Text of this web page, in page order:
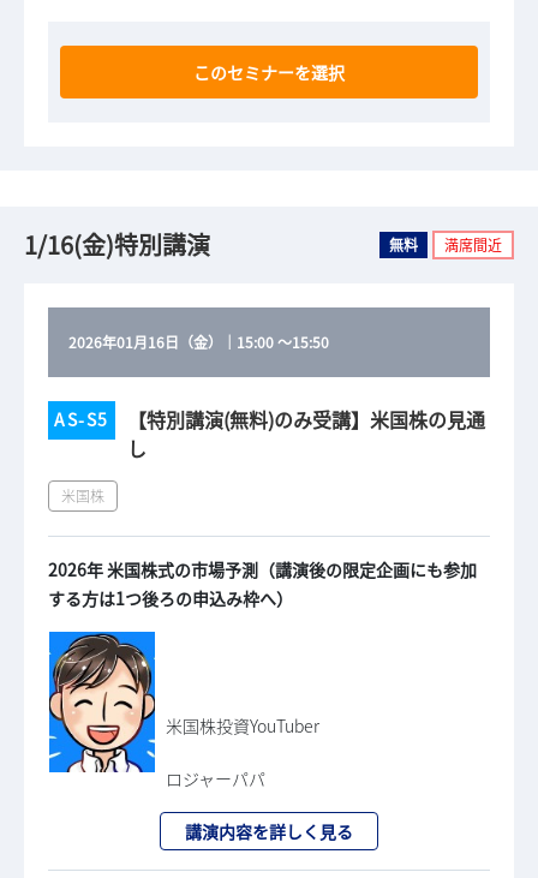
このセミナーを選択
1/16(金)特別講演 無料 満席間近
2026年01月16日（金） ｜ 15:00～15:50
AS-S5
【特別講演(無料)のみ受講】米国株の見通
し
米国株
2026年 米国株式の市場予測（講演後の限定企画にも参加
する方は1つ後ろの申込み枠へ）
米国株投資YouTuber
ロジャーパパ
講演内容を詳しく見る